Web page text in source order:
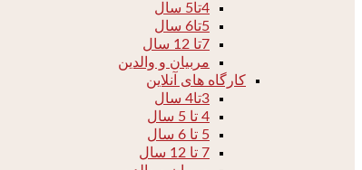
4تا5 سال
5تا6 سال
7تا 12 سال
مربیان و والدین
کارگاه های آنلاین
3تا4 سال
4 تا 5 سال
5 تا 6 سال
7 تا 12 سال